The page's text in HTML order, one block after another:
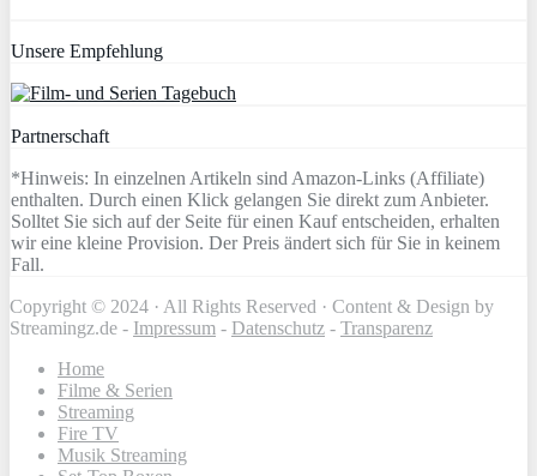
Unsere Empfehlung
Partnerschaft
*Hinweis: In einzelnen Artikeln sind Amazon-Links (Affiliate)
enthalten. Durch einen Klick gelangen Sie direkt zum Anbieter.
Solltet Sie sich auf der Seite für einen Kauf entscheiden, erhalten
wir eine kleine Provision. Der Preis ändert sich für Sie in keinem
Fall.
Copyright © 2024 · All Rights Reserved · Content & Design by
Streamingz.de - Impressum - Datenschutz - Transparenz
Home
Filme & Serien
Streaming
Fire TV
Musik Streaming